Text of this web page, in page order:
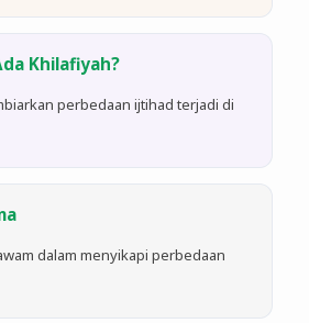
Khilafiyah?
perbedaan ijtihad terjadi di
dalam menyikapi perbedaan